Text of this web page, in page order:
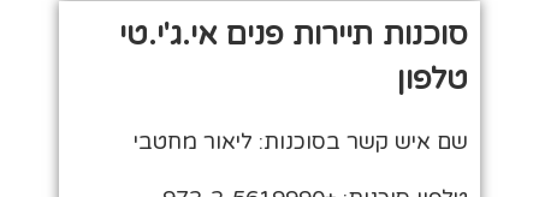
סוכנות תיירות פנים אי.ג'י.טי
טלפון
שם איש קשר בסוכנות: ליאור מחטבי